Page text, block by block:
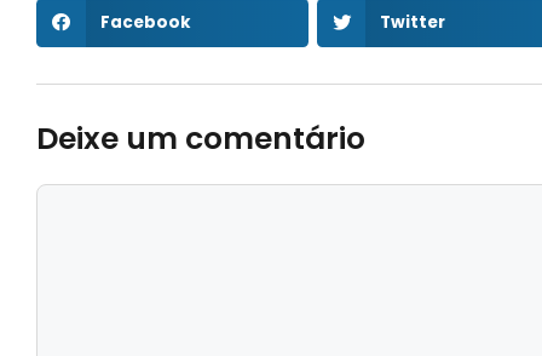
Facebook Twitter
Deixe um comentário